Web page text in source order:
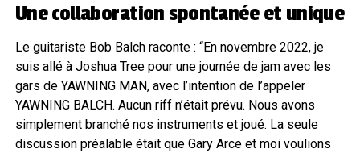
Une collaboration spontanée et unique
Le guitariste Bob Balch raconte : “En novembre 2022, je
suis allé à Joshua Tree pour une journée de jam avec les
gars de YAWNING MAN, avec l’intention de l’appeler
YAWNING BALCH. Aucun riff n’était prévu. Nous avons
simplement branché nos instruments et joué. La seule
discussion préalable était que Gary Arce et moi voulions